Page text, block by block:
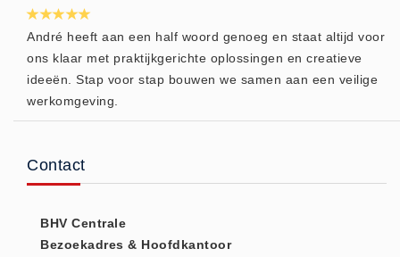
COVID-19 artikelen (0)
Drogisterij
Desinfectants (6)
Huidverzorging (5)
Koud - Warm kompressen (3)
Spieren en gewrichten (0)
André heeft aan een half woord genoeg en staat altijd voor
ons klaar met praktijkgerichte oplossingen en creatieve
ideeën. Stap voor stap bouwen we samen aan een veilige
werkomgeving.
Contact
BHV Centrale
Bezoekadres & Hoofdkantoor